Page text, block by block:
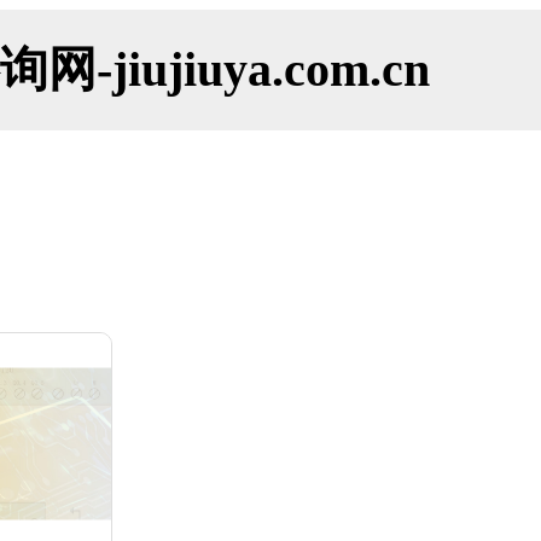
网-jiujiuya.com.cn